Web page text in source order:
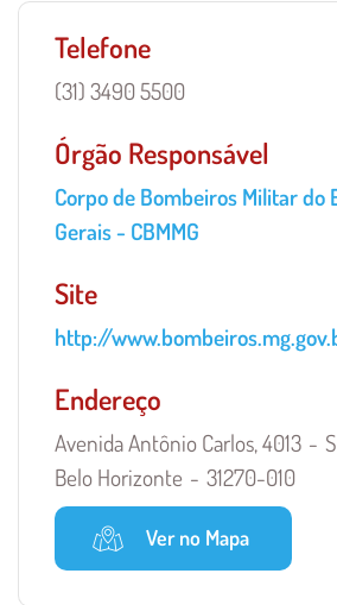
Telefone
(31) 3490 5500
Órgão Responsável
Órgão
Responsável
Unidade
Corpo de Bombeiros Militar do
Gerais - CBMMG
Site
http://
Endereço
Avenida Antônio Carlos, 4013
Belo Horizonte
31270-010
Ver no Mapa